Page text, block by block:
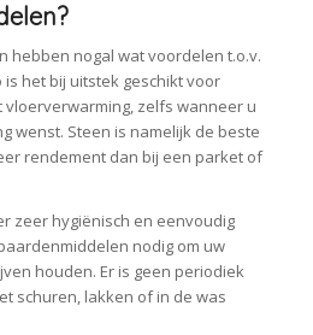
hebben nogal wat voordelen t.o.v.
het bij uitstek geschikt voor
vloerverwarming, zelfs wanneer u
wenst. Steen is namelijk de beste
rendement dan bij een parket of
zeer hygiënisch en eenvoudig
nodig om uw
houden. Er is geen periodiek
schuren, lakken of in de was